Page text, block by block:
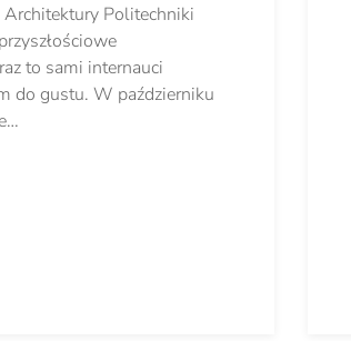
Politechniki
to sami internauci
do gustu. W październiku